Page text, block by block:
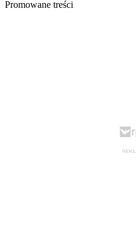
Promowane treści